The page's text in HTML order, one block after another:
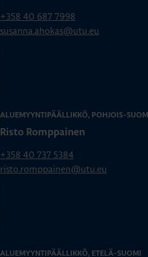
+358 40 687 7998
susanna.ahokas@utu.eu
ALUEMYYNTIPÄÄLLIKKÖ, POHJOIS-SUOMI
Risto Romppainen
+358 40 737 5384
risto.romppainen@utu.eu
ALUEMYYNTIPÄÄLLIKKÖ, ETELÄ-SUOMI